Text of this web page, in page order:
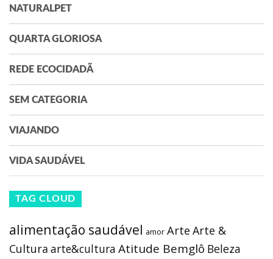
NATURALPET
QUARTA GLORIOSA
REDE ECOCIDADÃ
SEM CATEGORIA
VIAJANDO
VIDA SAUDÁVEL
TAG CLOUD
alimentação saudável amor Arte Arte &
Cultura arte&cultura Atitude Bemglô Beleza